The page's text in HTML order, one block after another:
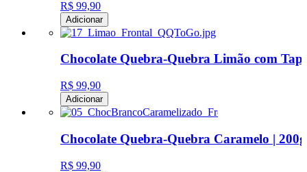
R$ 99,90
Adicionar
Chocolate Quebra-Quebra Limão com
R$ 99,90
Adicionar
Chocolate Quebra-Quebra Caramelo | 200g
R$ 99,90